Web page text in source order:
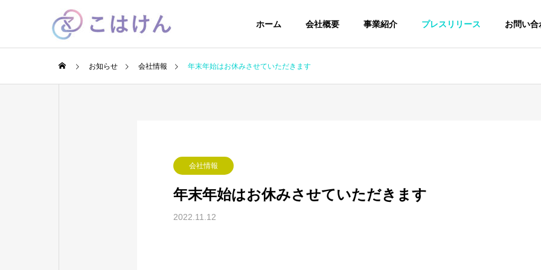
ホーム 会社概要 事業紹介 プレスリリース お問い合
お知らせ 会社情報 年末年始はお休みさせていただきます
会社情報
年末年始はお休みさせていただきます
2022.11.12